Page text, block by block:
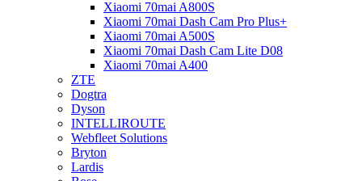
Xiaomi 70mai A800S
Xiaomi 70mai Dash Cam Pro Plus+
Xiaomi 70mai A500S
Xiaomi 70mai Dash Cam Lite D08
Xiaomi 70mai A400
ZTE
Dogtra
Dyson
INTELLIROUTE
Webfleet Solutions
Bryton
Lardis